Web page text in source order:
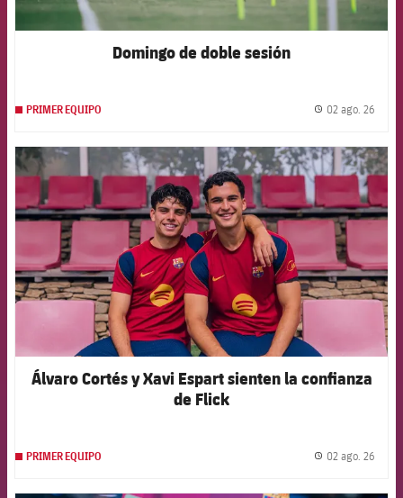
Domingo de doble sesión
PRIMER EQUIPO 02 ago. 26
FCB Barcelona badge
Álvaro Cortés y Xavi Espart sienten la confianza
de Flick
PRIMER EQUIPO 02 ago. 26